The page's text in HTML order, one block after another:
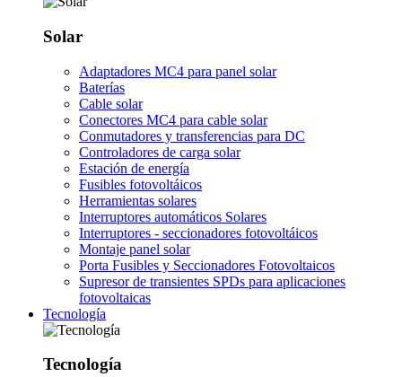
Solar
Adaptadores MC4 para panel solar
Baterías
Cable solar
Conectores MC4 para cable solar
Conmutadores y transferencias para DC
Controladores de carga solar
Estación de energía
Fusibles fotovoltáicos
Herramientas solares
Interruptores automáticos Solares
Interruptores - seccionadores fotovoltáicos
Montaje panel solar
Porta Fusibles y Seccionadores Fotovoltaicos
Supresor de transientes SPDs para aplicaciones
fotovoltaicas
Tecnología
Tecnología